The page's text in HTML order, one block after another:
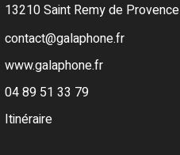
13210 Saint Remy de Provence
contact@galaphone.fr
www.galaphone.fr
04 89 51 33 79
Itinéraire